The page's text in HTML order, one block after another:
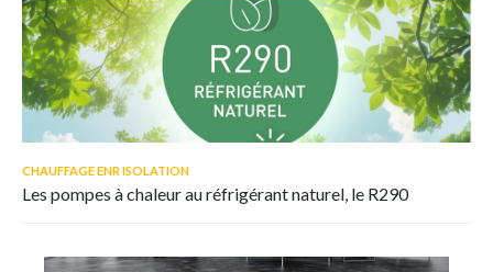
CHAUFFAGE ENR ISOLATION
Les pompes à chaleur au réfrigérant naturel, le R290